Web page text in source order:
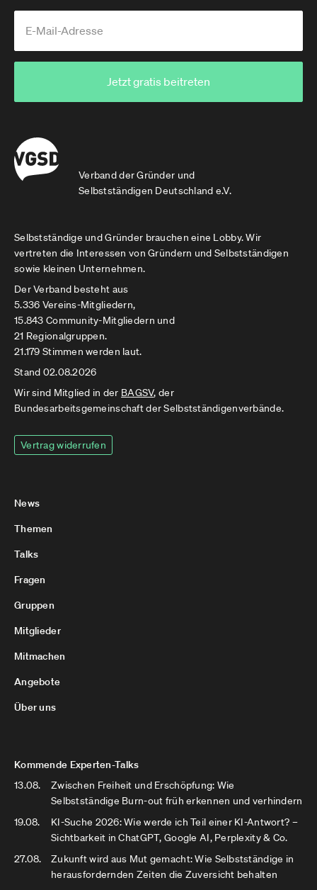
Verband der Gründer und
Selbstständigen Deutschland e.V.
Jetzt gratis beitreten
Selbstständige und Gründer brauchen eine Lobby. Wir
vertreten die Interessen von Gründern und Selbstständigen
sowie kleinen Unternehmen.
Der Verband besteht aus
5.336 Vereins-Mitgliedern,
15.843 Community-Mitgliedern und
21 Regionalgruppen.
21.179 Stimmen werden laut.
Stand 02.08.2026
Wir sind Mitglied in der BAGSV, der
Bundesarbeitsgemeinschaft der Selbstständigenverbände.
Vertrag widerrufen
News
Themen
Talks
Fragen
Gruppen
Mitglieder
Mitmachen
Angebote
Über uns
Kommende Experten-Talks
13.08.
Zwischen Freiheit und Erschöpfung: Wie
Selbstständige Burn-out früh erkennen und verhindern
19.08.
KI-Suche 2026: Wie werde ich Teil einer KI-Antwort? –
Sichtbarkeit in ChatGPT, Google AI, Perplexity & Co.
27.08.
Zukunft wird aus Mut gemacht: Wie Selbstständige in
herausfordernden Zeiten die Zuversicht behalten